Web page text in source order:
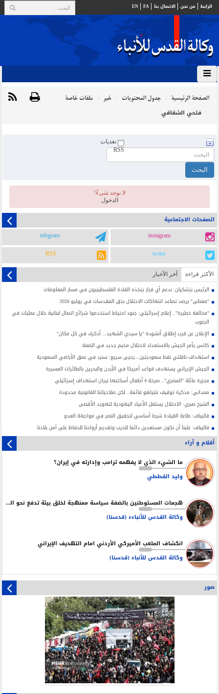
الرابط من نحن الاتصال بنا FA
EN
الصفحة الرئيسية جدول المحتويات خبر
ملفات خاصة
فتحي الشقاقي
تغذيات
RSS
لا توجد شیءٌ!
الدخول
الصفحات الاجتماعية
instagram
telegram
twiter
RSS
الأکثر قراءة آخر الأخبار
الرئيس بزشكيان: ندعم أي قرار يتخذه القادة الفلسطينيون في مسار المفاوضات
"معطى" يرصد تصاعد انتهاكات الاحتلال بحق المقدسات في يوليو 2026
"مخالفة خطيرة".. إعلام إسرائيلي: جنود احتياط استخدموا شرائح اتصال لبنانية خلال عمليات في
الجنوب
الإعلان عن قرب إطلاق أنشودة "يا سيدي الشهيد... أذكرك في كل مكان"
كاتس يأمر الجيش بالاستعداد لاحتلال مخيم جديد في الضفة
استهداف ناقلتي نفط سعوديتين ، يحيى سريع: سنرد في عمق الأراضي السعودية
الجيش الإيراني يستهدف قواعد أمريكا في الأردن والبحرين بالطائرات المسيرة
مجزرة عائلة "المصري".. صرخة 4 أطفال أسكتتها نيران استهداف إسرائيلي
ممداني: مذكرة توقيف نتنياهو قائمة.. لكن صلاحياتنا القانونية محدودة
الشيخ صبري: الاحتلال يستغل الأعياد اليهودية لتهويد الأقصى
قاليباف: طاعة القيادة شرط أساسي لتحقيق النصر في مواجهة العدو
قاليباف: علينا أن نكون مستعدين دائما للحرب وتقديم أرواحنا للحفاظ على أمن بلادنا
أقلام و آراء
ما الشيء الذي لا يفهمه ترامب وإدارته في إيران؟
وليد القططي
هجمات المستوطنين بالضفة سياسة ممنهجة لخلق بيئة تدفع نحو التهجير
وكالة القدس للأنباءء (قدسنا)
انكشاف الملعب الأميركي الأردني امام التهديف الإيراني
وكالة القدس للأنباء (قدسنا)
صور